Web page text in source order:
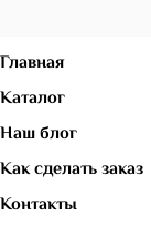
Главная
Каталог
Наш блог
Как сделать заказ
Контакты